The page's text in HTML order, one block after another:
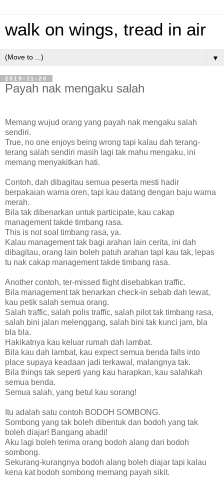
walk on wings, tread in air
▼
2019-11-20
Payah nak mengaku salah
Memang wujud orang yang payah nak mengaku salah
sendiri.
True, no one enjoys being wrong tapi kalau dah terang-
terang salah sendiri masih lagi tak mahu mengaku, ini
memang menyakitkan hati.
Contoh, dah dibagitau semua peserta mesti hadir
berpakaian warna oren, tapi kau datang dengan baju warna
merah.
Bila tak dibenarkan untuk participate, kau cakap
management takde timbang rasa.
This is not soal timbang rasa, ya.
Kalau management tak bagi arahan lain cerita, ini dah
dibagitau, orang lain boleh patuh arahan tapi kau tak, lepas
tu nak cakap management takde timbang rasa.
Another contoh, ter-missed flight disebabkan traffic.
Bila management tak benarkan check-in sebab dah lewat,
kau petik salah semua orang.
Salah traffic, salah polis traffic, salah pilot tak timbang rasa,
salah bini jalan melenggang, salah bini tak kunci jam, bla
bla bla.
Hakikatnya kau keluar rumah dah lambat.
Bila kau dah lambat, kau expect semua benda falls into
place supaya keadaan jadi terkawal, malangnya tak.
Bila things tak seperti yang kau harapkan, kau salahkah
semua benda.
Semua salah, yang betul kau sorang!
Itu adalah satu contoh BODOH SOMBONG.
Sombong yang tak boleh dibentuk dan bodoh yang tak
boleh diajar! Bangang abadi!
Aku lagi boleh terima orang bodoh alang dari bodoh
sombong.
Sekurang-kurangnya bodoh alang boleh diajar tapi kalau
kena kat bodoh sombong memang payah sikit.